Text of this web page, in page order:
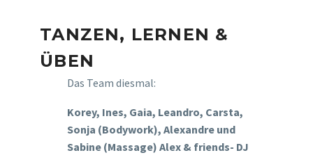
TANZEN, LERNEN &
ÜBEN
Das Team diesmal:
Korey, Ines, Gaia, Leandro, Carsta,
Sonja (Bodywork), Alexandre und
Sabine (Massage) Alex & friends- DJ